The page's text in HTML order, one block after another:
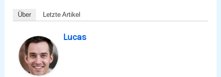
Über Letzte Artikel
Lucas